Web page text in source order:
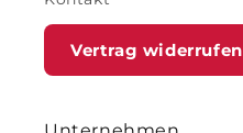
Vertrag widerrufen